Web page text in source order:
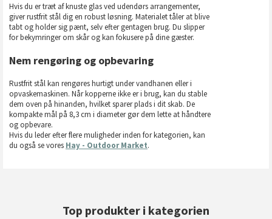
Hvis du er træt af knuste glas ved udendørs arrangementer,
giver rustfrit stål dig en robust løsning. Materialet tåler at blive
tabt og holder sig pænt, selv efter gentagen brug. Du slipper
for bekymringer om skår og kan fokusere på dine gæster.
Nem rengøring og opbevaring
Rustfrit stål kan rengøres hurtigt under vandhanen eller i
opvaskemaskinen. Når kopperne ikke er i brug, kan du stable
dem oven på hinanden, hvilket sparer plads i dit skab. De
kompakte mål på 8,3 cm i diameter gør dem lette at håndtere
og opbevare.
Hvis du leder efter flere muligheder inden for kategorien, kan
du også se vores Hay - Outdoor Market.
Top produkter i kategorien